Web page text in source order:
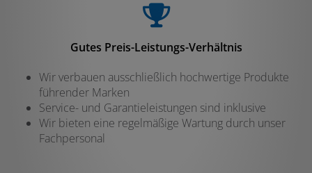
Gutes Preis-Leistungs-Verhältnis
Wir verbauen ausschließlich hochwertige Produkte
führender Marken
Service- und Garantieleistungen sind inklusive
Wir bieten eine regelmäßige Wartung durch unser
Fachpersonal